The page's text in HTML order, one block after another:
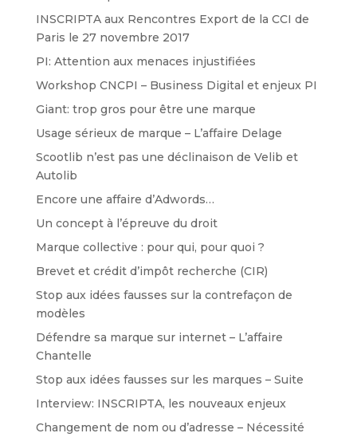
INSCRIPTA aux Rencontres Export de la CCI de
Paris le 27 novembre 2017
PI: Attention aux menaces injustifiées
Workshop CNCPI – Business Digital et enjeux PI
Giant: trop gros pour être une marque
Usage sérieux de marque – L’affaire Delage
Scootlib n’est pas une déclinaison de Velib et
Autolib
Encore une affaire d’Adwords…
Un concept à l’épreuve du droit
Marque collective : pour qui, pour quoi ?
Brevet et crédit d’impôt recherche (CIR)
Stop aux idées fausses sur la contrefaçon de
modèles
Défendre sa marque sur internet – L’affaire
Chantelle
Stop aux idées fausses sur les marques – Suite
Interview: INSCRIPTA, les nouveaux enjeux
Changement de nom ou d’adresse – Nécessité